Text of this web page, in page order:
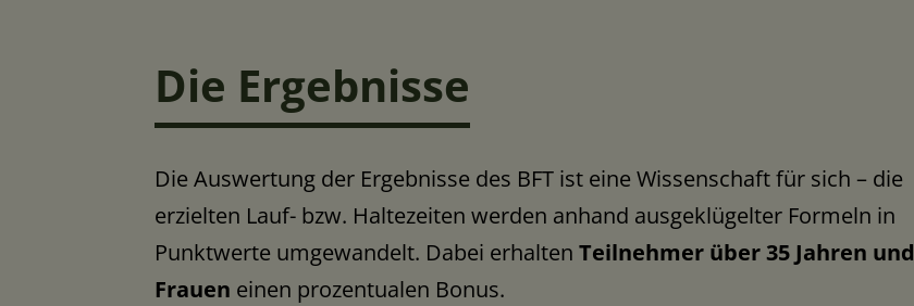
Die Ergebnisse
Die Auswertung der Ergebnisse des BFT ist eine Wissenschaft für sich – die
erzielten Lauf- bzw. Haltezeiten werden anhand ausgeklügelter Formeln in
Punktwerte umgewandelt. Dabei erhalten Teilnehmer über 35 Jahren und
Frauen einen prozentualen Bonus.